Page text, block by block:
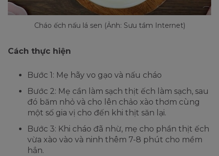
Cháo ếch nấu lá sen (Ảnh: Sưu tầm Internet)
Cách thực hiện
Bước 1: Mẹ hãy vo gạo và nấu cháo
Bước 2: Mẹ cần làm sạch thịt ếch làm sạch, sau
đó băm nhỏ và cho lên chảo xào thơm cùng
một số gia vị cho đến khi thịt săn lại.
Bước 3: Khi cháo đã nhừ, mẹ cho phần thịt ếch
vừa xào vào và ninh thêm 7-8 phút cho mềm
hẳn.